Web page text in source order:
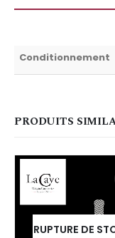
Conditionnement
PRODUITS
RUPTURE DE